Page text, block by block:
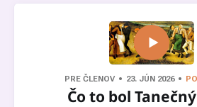
PRE ČLENOV 23. JÚN 2026
Čo to bol